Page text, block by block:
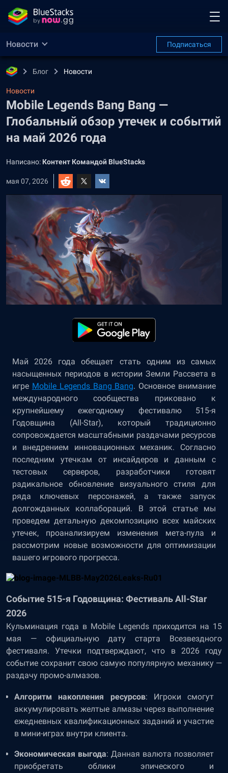
Новости Подписаться
Блог Новости
Новости
Mobile Legends Bang Bang —
Глобальный обзор утечек и событий
на май 2026 года
Написано: Контент Командой BlueStacks
мая 07, 2026
Май 2026 года обещает стать одним из самых
насыщенных периодов в истории Земли Рассвета в
игре Mobile Legends Bang Bang. Основное внимание
международного сообщества приковано к
крупнейшему ежегодному фестивалю 515-я
Годовщина (All-Star), который традиционно
сопровождается масштабными раздачами ресурсов
и внедрением инновационных механик. Согласно
последним утечкам от инсайдеров и данным с
тестовых серверов, разработчики готовят
радикальное обновление визуального стиля для
ряда ключевых персонажей, а также запуск
долгожданных коллабораций. В этой статье мы
проведем детальную декомпозицию всех майских
утечек, проанализируем изменения мета-пула и
рассмотрим новые возможности для оптимизации
вашего игрового прогресса.
Событие 515-я Годовщина: Фестиваль All-Star
2026
Кульминация года в Mobile Legends приходится на 15
мая — официальную дату старта Всезвездного
фестиваля. Утечки подтверждают, что в 2026 году
событие сохранит свою самую популярную механику —
раздачу промо-алмазов.
Алгоритм накопления ресурсов: Игроки смогут
аккумулировать желтые алмазы через выполнение
ежедневных квалификационных заданий и участие
в мини-играх внутри клиента.
Экономическая выгода: Данная валюта позволяет
приобретать облики эпического и